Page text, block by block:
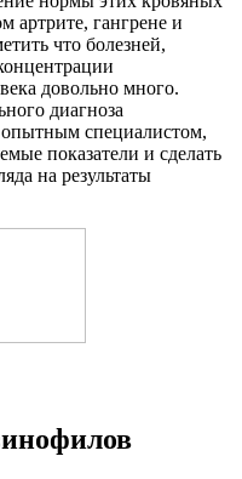
артрите, гангрене и
что болезней,
довольно много.
диагноза
специалистом,
показатели и сделать
на результаты